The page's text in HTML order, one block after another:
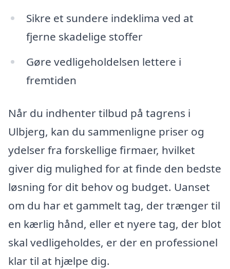
Sikre et sundere indeklima ved at
fjerne skadelige stoffer
Gøre vedligeholdelsen lettere i
fremtiden
Når du indhenter tilbud på tagrens i
Ulbjerg, kan du sammenligne priser og
ydelser fra forskellige firmaer, hvilket
giver dig mulighed for at finde den bedste
løsning for dit behov og budget. Uanset
om du har et gammelt tag, der trænger til
en kærlig hånd, eller et nyere tag, der blot
skal vedligeholdes, er der en professionel
klar til at hjælpe dig.